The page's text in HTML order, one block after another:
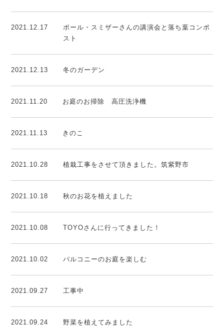
2021.12.17
ポール・スミザーさんの講演会と落ち葉コンポ
スト
2021.12.13 冬のガーデン
2021.11.20 お庭のお掃除 高圧洗浄機
2021.11.13 きのこ
2021.10.28 植栽工事をさせて頂きました。筑紫野市
2021.10.18 秋のお花を植えました
2021.10.08 TOYOさんに行ってきました！
2021.10.02 バルコニーのお庭を楽しむ
2021.09.27 工事中
2021.09.24 野菜を植えてみました